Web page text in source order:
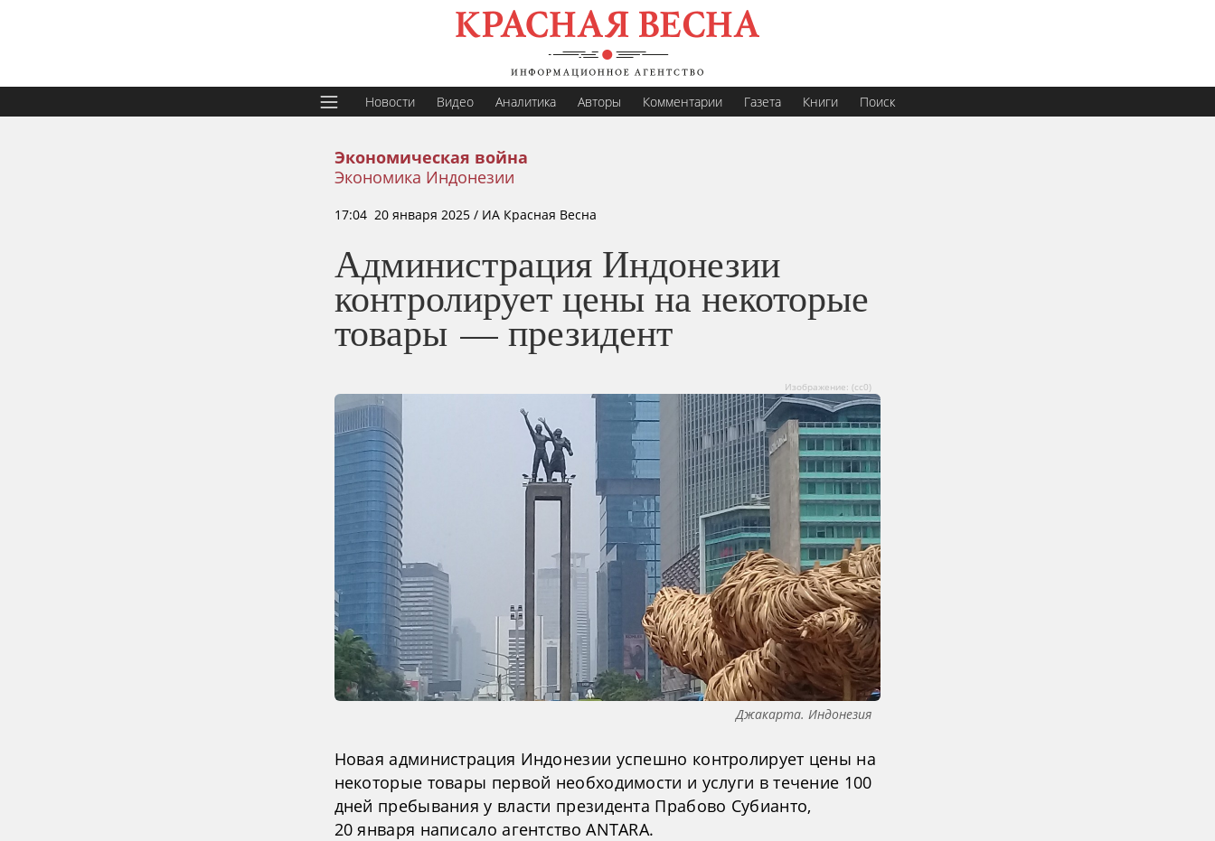
Новости Видео Аналитика Авторы Комментарии Газета Книги Поиск
Экономическая война
Экономика Индонезии
17:04 20 января 2025 / ИА Красная Весна
Администрация Индонезии
контролирует цены на некоторые
товары — президент
Изображение: (сс0)
Джакарта. Индонезия
Новая администрация Индонезии успешно контролирует цены на
некоторые товары первой необходимости и услуги в течение 100
дней пребывания у власти президента Прабово Субианто,
20 января написало агентство ANTARA.